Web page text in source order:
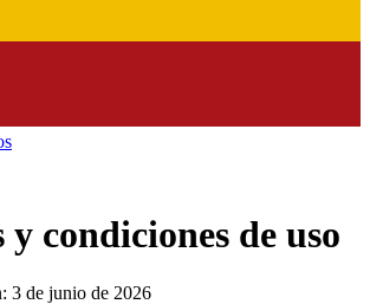
condiciones de uso
3 de junio de 2026